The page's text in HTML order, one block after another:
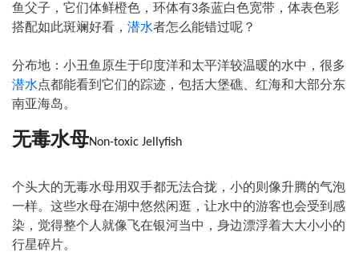
鱼父子，它们体鲜橙色，环体有3条蓝白色宽带，体表色彩
搭配如此斑斓好看， 潜水者怎么能错过呢？
分布地：小丑鱼原生于印度洋和太平洋较温暖的水中，很多
潜水点都能看到它们的踪迹，包括大堡礁、红海和大部分东
南亚海岛。
无毒水母Non-toxic Jellyfish
个头大的无毒水母用双手都无法合拢，小的则像升腾的气泡
一样。这些水母在湖中悠然闲逛，让水中的游客也会受到感
染，觉得整个人就像飞在银河当中，身边漂浮着大大小小的
行星碎片。